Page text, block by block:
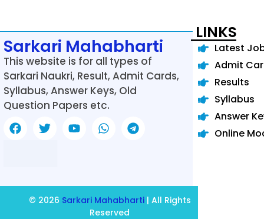
Sarkari Mahabharti
This website is for all types of
Sarkari Naukri, Result, Admit Cards,
Syllabus, Answer Keys, Old
Question Papers etc.
LINKS
Latest
Admit
Results
Syllabus
Answer
Online
© 2026 Sarkari Mahabharti| All Rights
Reserved